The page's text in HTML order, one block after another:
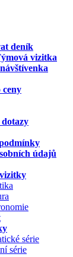
deník
vizitka
ceny
dotazy
údajů
série
série